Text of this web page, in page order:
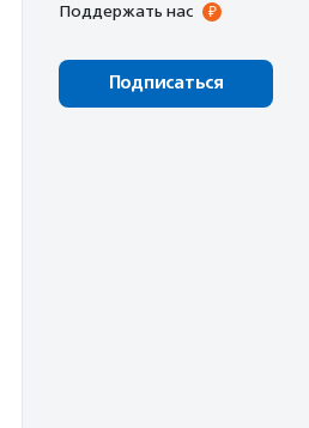
Поддержать нас
Подписаться